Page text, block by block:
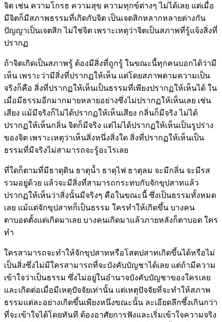
จิต เช่น ความโกรธ ความสุข ความทุกข์ต่างๆ ไม่ได้เลย แต่เมื่อ
มีจิตก็มีสภาพธรรมที่เกิดกับจิต เป็นเจตสิกหลากหลายต่างกัน
ปัญญาเป็นเจตสิก ไม่ใช่จิต เพราะเหตุว่าจิตเป็นสภาพที่รู้แจ้งสิ่งที่
ปรากฏ
ถ้าจิตเกิดเป็นสภาพรู้ ต้องมีสิ่งที่ถูกรู้ ในขณะนี้ทุกคนบอกได้ว่ามี
เห็น เพราะว่ามีสิ่งที่ปรากฏให้เห็น แต่โดยสภาพตามความเป็น
จริงก็คือ สิ่งที่ปรากฏให้เห็นเป็นธรรมที่เพียงปรากฏให้เห็นได้ ใน
เมื่อมีธรรมอีกมากมายหลายอย่างซึ่งไม่ปรากฏให้เห็นเลย เช่น
เสียง แม้มีจริงก็ไม่ได้ปรากฏให้เห็นเสียง กลิ่นก็มีจริง ไม่ได้
ปรากฏให้เห็นกลิ่น จิตก็มีจริง แต่ไม่ได้ปรากฏให้เห็นเป็นรูปร่าง
ของจิต เพราะเหตุว่าเห็นสิ่งหนึ่งสิ่งใด สิ่งที่ปรากฏให้เห็นเป็น
ธรรมที่มีจริงไม่สามารถจะรู้อะไรเลย
ที่ใดก็ตามที่มีธาตุดิน ธาตุน้ำ ธาตุไฟ ธาตุลม จะมีกลิ่น จะมีรส
รวมอยู่ด้วย แล้วจะมีสิ่งที่สามารถกระทบกับจักขุปสาทแล้ว
ปรากฏให้เห็นว่าสิ่งนั้นมีจริงๆ คือในขณะนี้ ซึ่งเป็นธรรมทั้งหมด
เลย แม้แต่จักขุปสาทก็เป็นธรรม ใครทำให้เกิดขึ้น บางคน
ตาบอดตั้งแต่เกิดมาเลย บางคนเกิดมาแล้วภายหลังก็ตาบอด ใคร
ทำ
ใครสามารถจะทำให้จักขุปสาทหรือโสตปสาทเกิดขึ้นได้หรือไม่
เป็นสิ่งซึ่งไม่มีใครสามารถที่จะบังคับบัญชาได้เลย แต่ถ้ามีความ
เข้าใจว่าเป็นธรรม ซึ่งไม่อยู่ในอำนาจบังคับบัญชาของใครเลย
และเกิดต่อเมื่อมีเหตุปัจจัยเท่านั้น แต่เหตุปัจจัยที่จะทำให้สภาพ
ธรรมแต่ละอย่างเกิดขึ้นเพียงหนึ่งขณะนั้น ละเอียดลึกซึ้งเกินกว่า
ที่จะเข้าใจได้โดยทันที ต้องอาศัยการฟังและเริ่มเข้าใจความจริง